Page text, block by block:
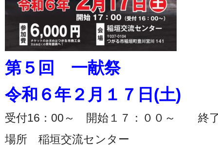
第５回 一献祭
令和６年２月１７日(土)
受付16：00～ 開始１７：００～ 終了
場所 稲垣交流センター